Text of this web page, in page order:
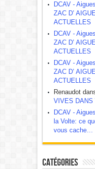
DCAV -
ZAC D’
ACTUELLES
DCAV -
ZAC D’
ACTUELLES
DCAV -
ZAC D’
ACTUELLES
Renaudot
VIVES DANS
DCAV -
la Volte: ce
vous cache…
Catégories